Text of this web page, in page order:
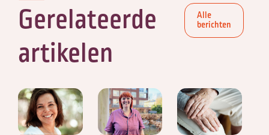
Gerelateerde
artikelen
Alle
berichten